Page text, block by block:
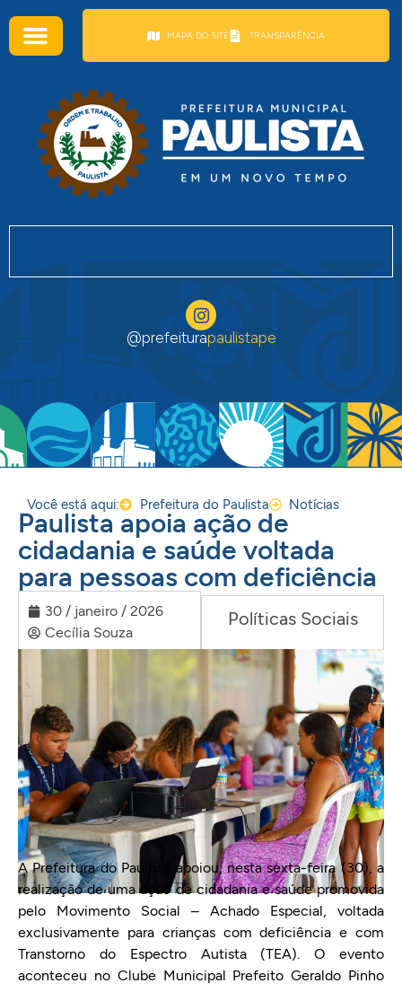
MAPA DO SITE TRANSPARÊNCIA
@prefeiturapaulistape
Você está aqui: Prefeitura do Paulista Notícias
Paulista apoia ação de
cidadania e saúde voltada
para pessoas com deficiência
30 / janeiro / 2026
Cecília Souza
Políticas Sociais
A Prefeitura do Paulista apoiou, nesta sexta-feira (30), a
realização de uma ação de cidadania e saúde promovida
pelo Movimento Social – Achado Especial, voltada
exclusivamente para crianças com deficiência e com
Transtorno do Espectro Autista (TEA). O evento
aconteceu no Clube Municipal Prefeito Geraldo Pinho